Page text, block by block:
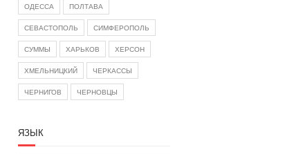
ОДЕССА ПОЛТАВА
СЕВАСТОПОЛЬ СИМФЕРОПОЛЬ
СУММЫ ХАРЬКОВ ХЕРСОН
ХМЕЛЬНИЦКИЙ ЧЕРКАССЫ
ЧЕРНИГОВ ЧЕРНОВЦЫ
ЯЗЫК